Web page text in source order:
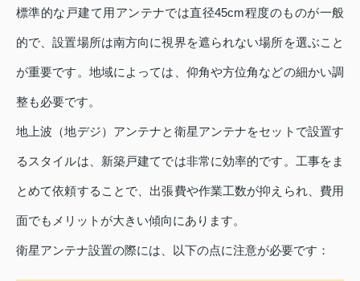
標準的な戸建て用アンテナでは直径45cm程度のものが一般
的で、設置場所は南方向に視界を遮られない場所を選ぶこと
が重要です。地域によっては、仰角や方位角などの細かい調
整も必要です。
地上波（地デジ）アンテナと衛星アンテナをセットで設置す
るスタイルは、新築戸建てでは非常に効率的です。工事をま
とめて依頼することで、出張費や作業工数が抑えられ、費用
面でもメリットが大きい傾向にあります。
衛星アンテナ設置の際には、以下の点に注意が必要です：